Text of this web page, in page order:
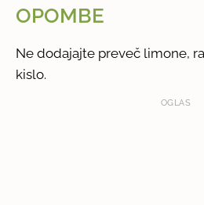
OPOMBE
Ne dodajajte preveč limone,
kislo.
OGLAS